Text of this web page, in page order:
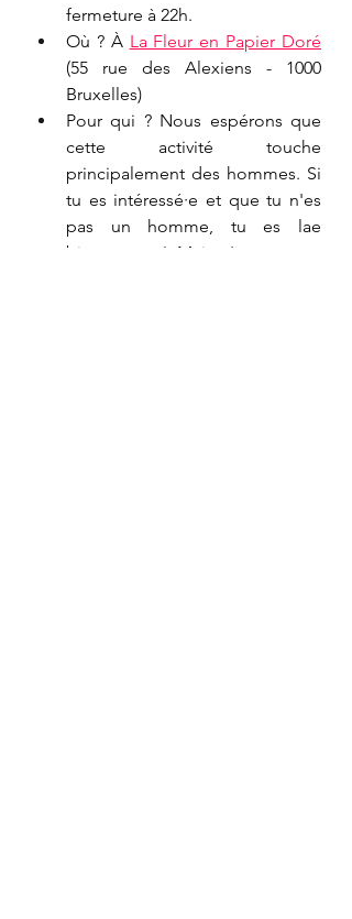
fermeture à 22h.
Où ? À La Fleur en Papier Doré
(55 rue des Alexiens - 1000
Bruxelles)
​​Pour qui ? Nous espérons que
cette activité touche
principalement des hommes. Si
tu es intéressé·e et que tu n'es
pas un homme, tu es lae
bienvenu·e ! Mais c'est encore